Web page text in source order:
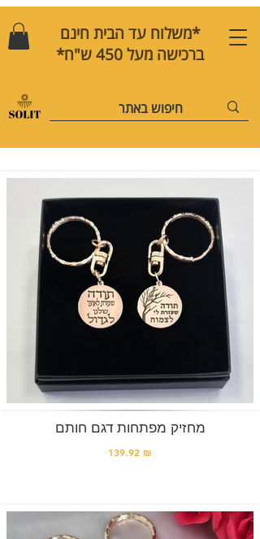
*משלוח עד הבית חינם
ברכישה מעל 450 ש"ח*
מחזיק מפתחות דגם חותם
139.92 ₪